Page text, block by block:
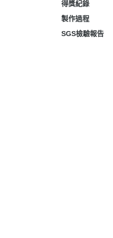
得獎紀錄
製作過程
SGS檢驗報告